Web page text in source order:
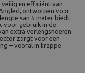
en efficiënt van
ontworpen voor
van 5 meter biedt
voor gebruik in de
extra verlengsnoeren
zorgt voor een
– vooral in krappe